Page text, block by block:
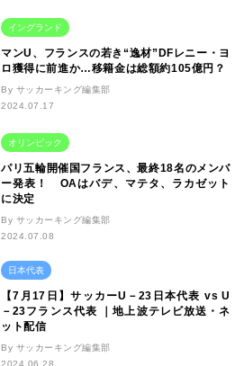
イングランド
マンU、フランスの若き“逸材”DFレニー・ヨ
ロ獲得に前進か…移籍金は総額約105億円？
By サッカーキング編集部
2024.07.17
オリンピック
パリ五輪開催国フランス、最終18名のメンバ
ー発表！ OAはバデ、マテタ、ラカゼット
に決定
By サッカーキング編集部
2024.07.08
日本代表
【7月17日】サッカーU－23日本代表 vs U
－23フランス代表 ｜地上波テレビ放送・ネ
ット配信
By サッカーキング編集部
2024.06.28